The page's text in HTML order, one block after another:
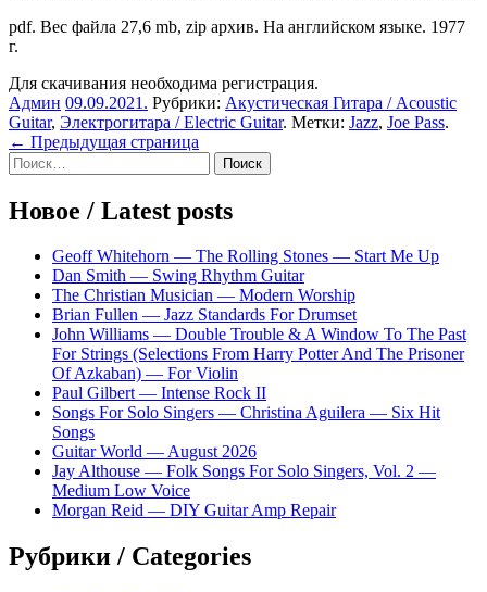
pdf. Вес файла 27,6 mb, zip архив. На английском языке. 1977
г.
Для скачивания необходима регистрация.
Админ 09.09.2021 . Рубрики: Акустическая Гитара / Acoustic
Guitar, Электрогитара / Electric Guitar. Метки: Jazz, Joe Pass.
Навигация
по
записям
← Предыдущая страница
Sidebar
Найти:
Новое / Latest posts
Geoff Whitehorn — The Rolling Stones — Start Me Up
Dan Smith — Swing Rhythm Guitar
The Christian Musician — Modern Worship
Brian Fullen — Jazz Standards For Drumset
John Williams — Double Trouble & A Window To The Past
For Strings (Selections From Harry Potter And The Prisoner
Of Azkaban) — For Violin
Paul Gilbert — Intense Rock II
Songs For Solo Singers — Christina Aguilera — Six Hit
Songs
Guitar World — August 2026
Jay Althouse — Folk Songs For Solo Singers, Vol. 2 —
Medium Low Voice
Morgan Reid — DIY Guitar Amp Repair
Рубрики / Categories